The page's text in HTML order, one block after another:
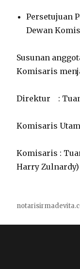
Persetujuan
Dewan
Susunan
Komisaris
Direktur :
Komisaris
Komisaris :
Harry Zulnardy)